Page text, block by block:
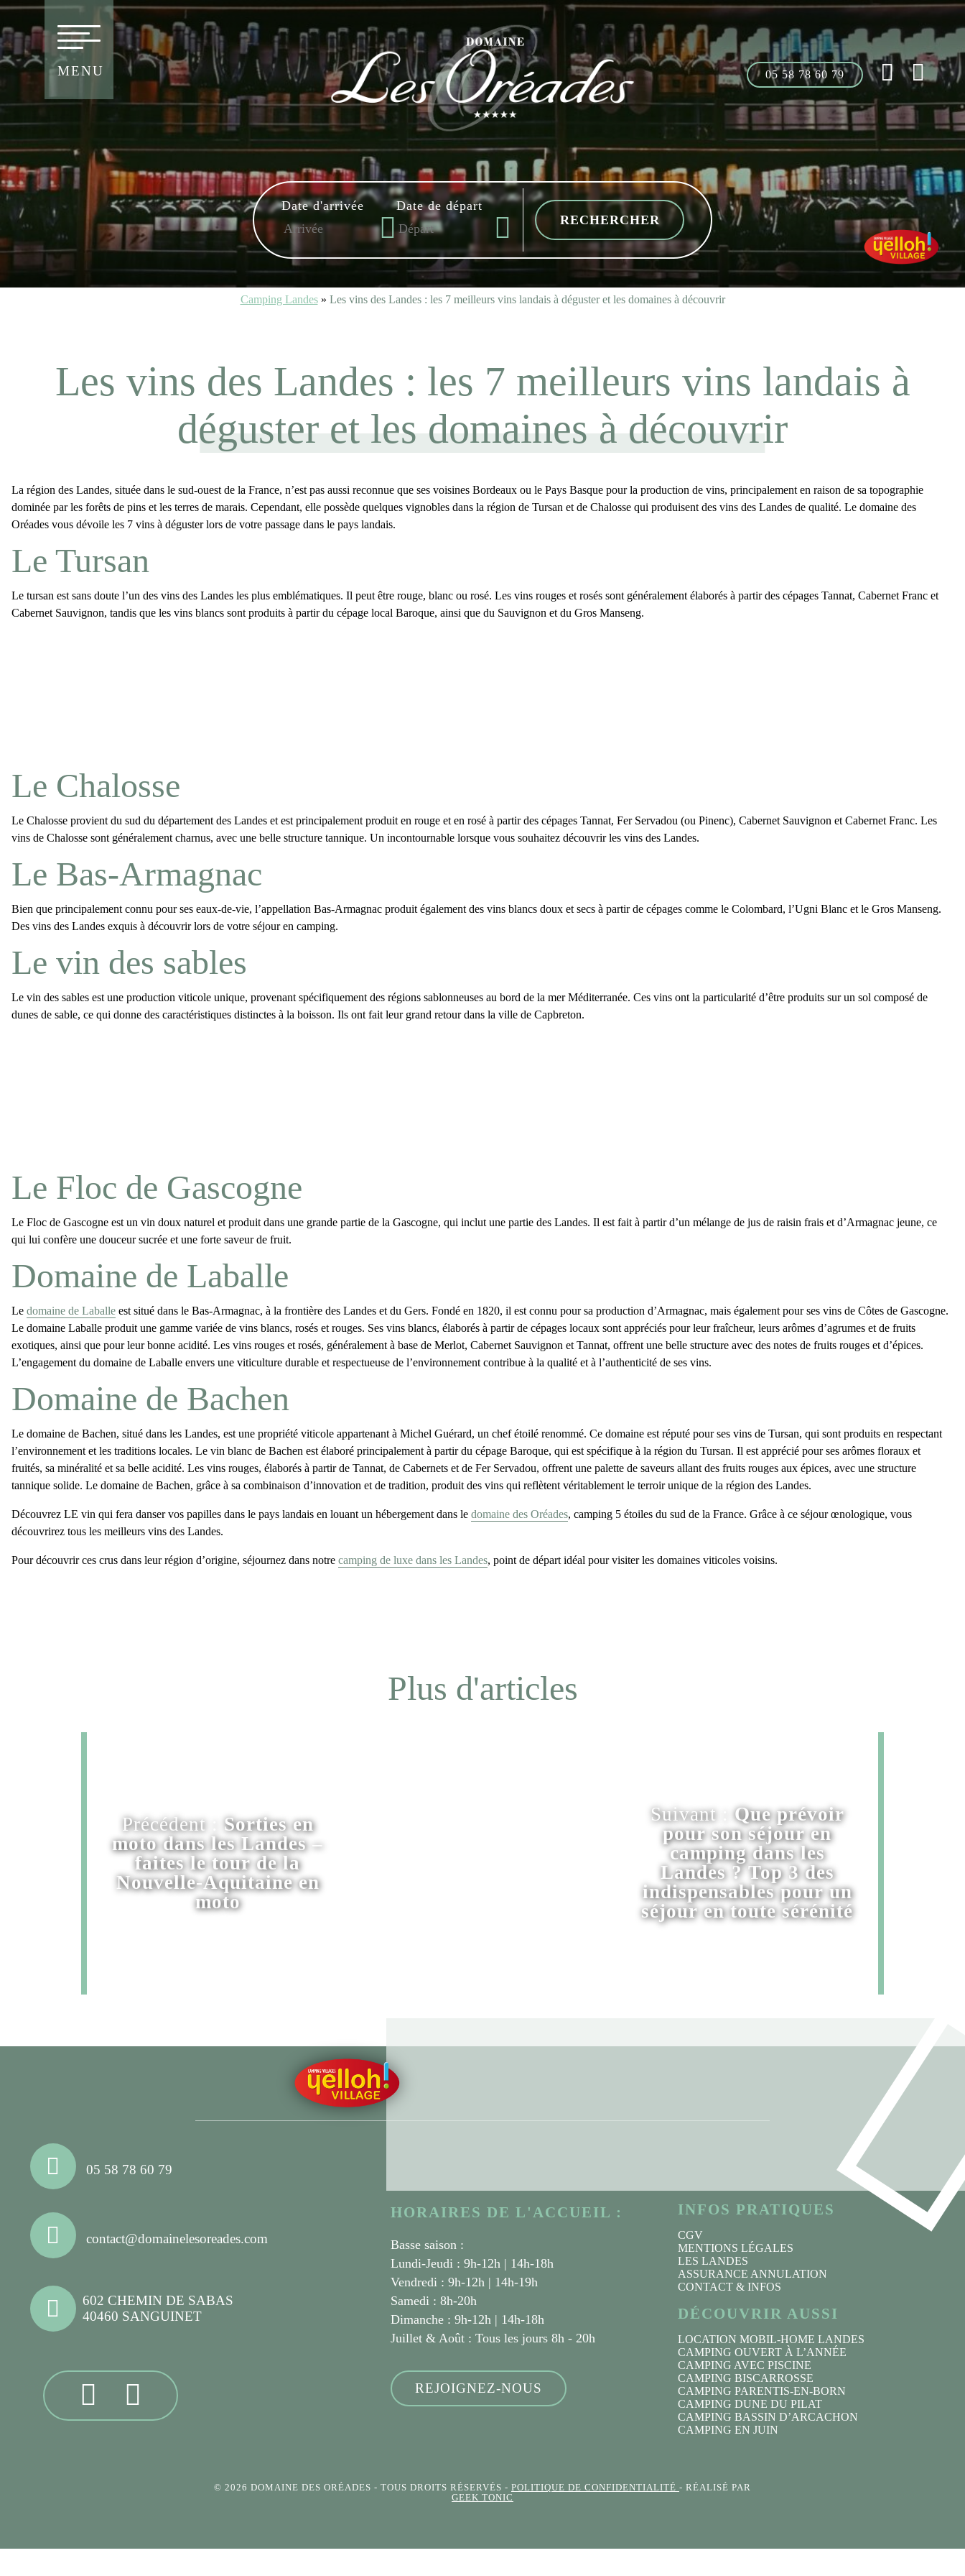
MENU 05 58 78 60 79
Date d'arrivée Date de départ
Camping Landes» Les vins des Landes : les 7 meilleurs vins landais à déguster et les domaines à découvrir
Les vins des Landes : les 7 meilleurs vins landais à
déguster et les domaines à découvrir
La région des Landes, située dans le sud-ouest de la France, n’est pas aussi reconnue que ses voisines Bordeaux ou le Pays Basque pour la production de vins, principalement en raison de sa topographie
dominée par les forêts de pins et les terres de marais. Cependant, elle possède quelques vignobles dans la région de Tursan et de Chalosse qui produisent des vins des Landes de qualité. Le domaine des
Oréades vous dévoile les 7 vins à déguster lors de votre passage dans le pays landais.
Le Tursan
Le tursan est sans doute l’un des vins des Landes les plus emblématiques. Il peut être rouge, blanc ou rosé. Les vins rouges et rosés sont généralement élaborés à partir des cépages Tannat, Cabernet Franc et
Cabernet Sauvignon, tandis que les vins blancs sont produits à partir du cépage local Baroque, ainsi que du Sauvignon et du Gros Manseng.
Le Chalosse
Le Chalosse provient du sud du département des Landes et est principalement produit en rouge et en rosé à partir des cépages Tannat, Fer Servadou (ou Pinenc), Cabernet Sauvignon et Cabernet Franc. Les
vins de Chalosse sont généralement charnus, avec une belle structure tannique. Un incontournable lorsque vous souhaitez découvrirles vins des Landes.
Le Bas-Armagnac
Bien que principalement connu pour ses eaux-de-vie, l’appellation Bas-Armagnac produit également des vins blancs doux et secs à partir de cépages comme le Colombard, l’Ugni Blanc et le Gros Manseng.
Des vins des Landes exquis à découvrir lors de votre séjour en camping.
Le vin des sables
Le vin des sables est une production viticole unique, provenant spécifiquement des régions sablonneuses au bord de la mer Méditerranée. Ces vins ont la particularité d’être produits sur un sol composé de
dunes de sable, ce qui donne des caractéristiques distinctes à la boisson. Ils ont fait leur grand retour dans la ville de Capbreton.
Le Floc de Gascogne
Le Floc de Gascogne est un vin doux naturel et produit dans une grande partie de la Gascogne, qui inclut une partie des Landes. Il est fait à partir d’un mélange de jus de raisin frais et d’Armagnac jeune, ce
qui lui confère une douceur sucrée et une forte saveur de fruit.
Domaine de Laballe
Le domaine de Laballe est situé dans le Bas-Armagnac, à la frontière des Landes et du Gers. Fondé en 1820, il est connu pour sa production d’Armagnac, mais également pour ses vins de Côtes de Gascogne.
Le domaine Laballe produit une gamme variée de vins blancs, rosés et rouges. Ses vins blancs, élaborés à partir de cépages locaux sont appréciés pour leur fraîcheur, leurs arômes d’agrumes et de fruits
exotiques, ainsi que pour leur bonne acidité. Les vins rouges et rosés, généralement à base de Merlot, Cabernet Sauvignon et Tannat, offrent une belle structure avec des notes de fruits rouges et d’épices.
L’engagement du domaine de Laballe envers une viticulture durable et respectueuse de l’environnement contribue à la qualité et à l’authenticité de ses vins.
Domaine de Bachen
Le domaine de Bachen, situé dans les Landes, est une propriété viticole appartenant à Michel Guérard, un chef étoilé renommé. Ce domaine est réputé pour ses vins de Tursan, qui sont produits en respectant
l’environnement et les traditions locales. Le vin blanc de Bachen est élaboré principalement à partir du cépage Baroque, qui est spécifique à la région du Tursan. Il est apprécié pour ses arômes floraux et
fruités, sa minéralité et sa belle acidité. Les vins rouges, élaborés à partir de Tannat, de Cabernets et de Fer Servadou, offrent une palette de saveurs allant des fruits rouges aux épices, avec une structure
tannique solide. Le domaine de Bachen, grâce à sa combinaison d’innovation et de tradition, produit des vins qui reflètent véritablement le terroir unique de la région des Landes.
Découvrez LE vin qui fera danser vos papilles dans le pays landais en louant un hébergement dans le domaine des Oréades, camping 5 étoiles du sud de la France. Grâce à ce séjour œnologique, vous
découvrirez tous les meilleurs vins des Landes.
Pour découvrir ces crus dans leur région d’origine, séjournez dans notre camping de luxe dans les Landes, point de départ idéal pour visiter les domaines viticoles voisins.
Plus d'articles
Précédent : Sorties en
moto dans les Landes –
faites le tour de la
Nouvelle-Aquitaine en
moto
Suivant :Que prévoir
pour son séjour en
camping dans les
Landes ? Top 3 des
indispensables pour un
séjour en toute sérénité
05 58 78 60 79
contact@domainelesoreades.com
602 CHEMIN DE SABAS
40460 SANGUINET
HORAIRES DE L'ACCUEIL :
Basse saison :
Lundi-Jeudi : 9h-12h | 14h-18h
Vendredi : 9h-12h | 14h-19h
Samedi : 8h-20h
Dimanche : 9h-12h | 14h-18h
Juillet & Août : Tous les jours 8h - 20h
REJOIGNEZ-NOUS
INFOS PRATIQUES
CGV
MENTIONS LÉGALES
LES LANDES
ASSURANCE ANNULATION
CONTACT & INFOS
DÉCOUVRIR AUSSI
LOCATION MOBIL-HOME LANDES
CAMPING OUVERT À L’ANNÉE
CAMPING AVEC PISCINE
CAMPING BISCARROSSE
CAMPING PARENTIS-EN-BORN
CAMPING DUNE DU PILAT
CAMPING BASSIN D’ARCACHON
CAMPING EN JUIN
© 2026 DOMAINE DES ORÉADES - TOUS DROITS RÉSERVÉS - POLITIQUE DE CONFIDENTIALITÉ - RÉALISÉ PAR
GEEK TONIC